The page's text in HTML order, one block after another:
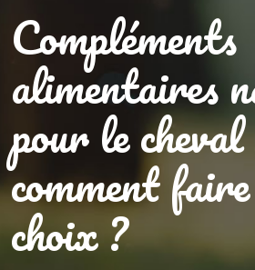
Compléments
alimentaires
pour le
comment
choix ?